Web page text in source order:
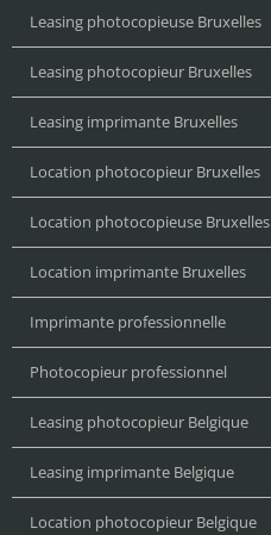
Leasing photocopieuse Bruxelles
Leasing photocopieur Bruxelles
Leasing imprimante Bruxelles
Location photocopieur Bruxelles
Location photocopieuse Bruxelles
Location imprimante Bruxelles
Imprimante professionnelle
Photocopieur professionnel
Leasing photocopieur Belgique
Leasing imprimante Belgique
Location photocopieur Belgique